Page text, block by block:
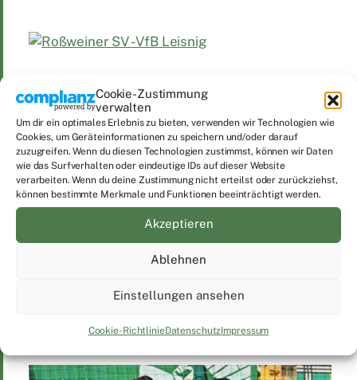
Cookie-Zustimmung
verwalten
Um dir ein optimales Erlebnis zu bieten, verwenden wir Technologien wie
Cookies, um Geräteinformationen zu speichern und/oder darauf
zuzugreifen. Wenn du diesen Technologien zustimmst, können wir Daten
wie das Surfverhalten oder eindeutige IDs auf dieser Website
verarbeiten. Wenn du deine Zustimmung nicht erteilst oder zurückziehst,
können bestimmte Merkmale und Funktionen beeinträchtigt werden.
Akzeptieren
Ablehnen
Einstellungen ansehen
Cookie-RichtlinieDatenschutzImpressum
Veröffentlicht amSeptember 25, 2022
Elite Gesindel,
VerschlagwortetGroundhopping,Roßweiner SV